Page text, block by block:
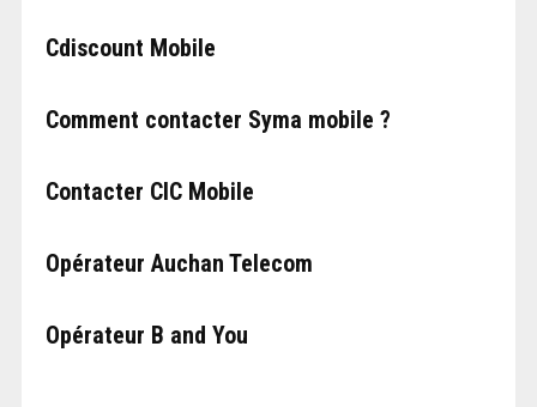
Cdiscount Mobile
Comment contacter Syma mobile ?
Contacter CIC Mobile
Opérateur Auchan Telecom
Opérateur B and You